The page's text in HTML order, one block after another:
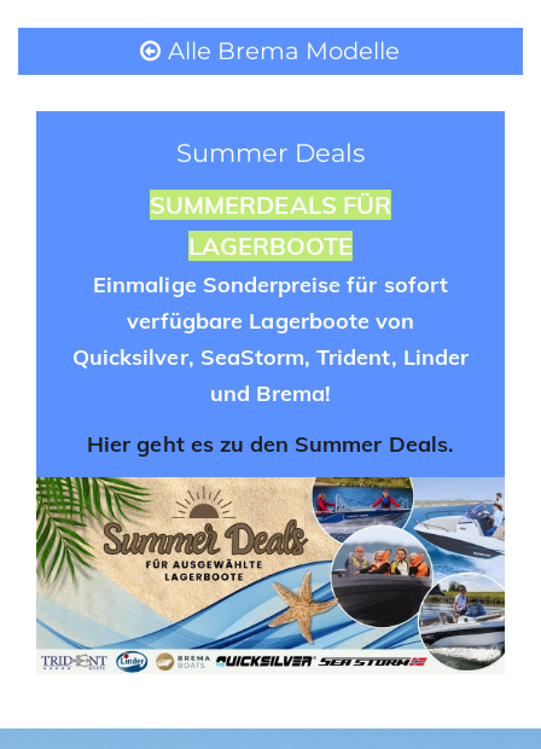
Alle Brema Modelle
Summer Deals
SUMMERDEALS FÜR
LAGERBOOTE
Einmalige Sonderpreise für sofort
verfügbare Lagerboote von
Quicksilver, SeaStorm, Trident, Linder
und Brema!
Hier geht es zu den Summer Deals.